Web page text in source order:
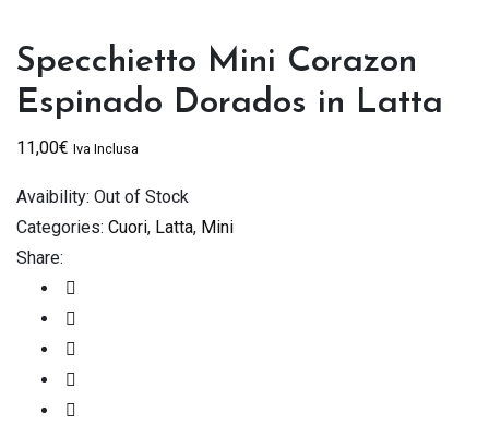
Specchietto Mini Corazon
Espinado Dorados in Latta
11,00€ Iva Inclusa
Avaibility: Out of Stock
Categories: Cuori, Latta, Mini
Share: